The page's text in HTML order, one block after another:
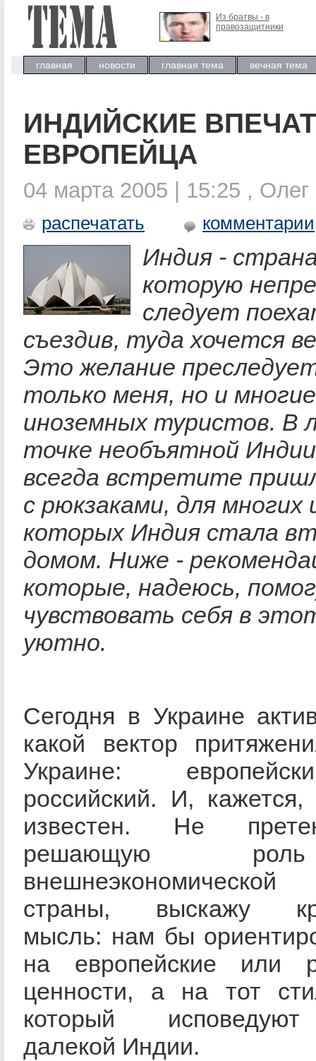
Из братвы - в
правозащитники
главная новости главная тема вечная тема
ИНДИЙСКИЕ
ЕВРОПЕЙЦА
04 марта 2005 | 15:25 ,
распечатать комментарии
Индия -
которую
следует
съездив, туда хочется
Это желание
только меня, но и
иноземных туристов. В
точке необъятной
всегда встретите
с рюкзаками, для многих
которых Индия стала
домом. Ниже -
которые, надеюсь,
чувствовать себя в
уютно.
Сегодня в Украине
какой вектор
Украине:
российский. И,
известен. Не
решающую
внешнеэкономической
страны, выскажу
мысль: нам бы
на европейские или
ценности, а на тот
который
далекой Индии.